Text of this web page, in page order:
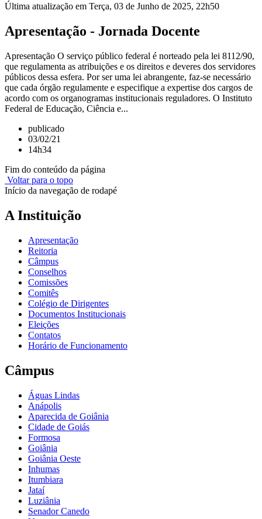
Última atualização em Terça, 03 de Junho de 2025, 22h50
Apresentação - Jornada Docente
Apresentação O serviço público federal é norteado pela lei 8112/90,
que regulamenta as atribuições e os direitos e deveres dos servidores
públicos dessa esfera. Por ser uma lei abrangente, faz-se necessário
que cada órgão regulamente e especifique a expertise dos cargos de
acordo com os organogramas institucionais reguladores. O Instituto
Federal de Educação, Ciência e...
publicado
03/02/21
14h34
Fim do conteúdo da página
Voltar para o topo
Início da navegação de rodapé
A Instituição
Apresentação
Reitoria
Câmpus
Conselhos
Comissões
Comitês
Colégio de Dirigentes
Documentos Institucionais
Eleições
Contatos
Horário de Funcionamento
Câmpus
Águas Lindas
Anápolis
Aparecida de Goiânia
Cidade de Goiás
Formosa
Goiânia
Goiânia Oeste
Inhumas
Itumbiara
Jataí
Luziânia
Senador Canedo